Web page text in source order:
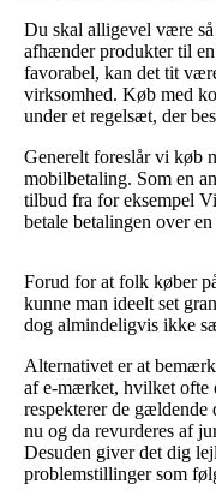
Du skal alligevel være så
afhænder produkter til
favorabel, kan det tit
virksomhed. Køb med
under et regelsæt, der
Generelt foreslår vi køb
mobilbetaling. Som en
tilbud fra for eksempel
betale betalingen over
Forud for at folk køber
kunne man ideelt set
dog almindeligvis ikke
Alternativet er at
af e-mærket, hvilket ofte
respekterer de gældende
nu og da revurderes af
Desuden giver det dig
problemstillinger som